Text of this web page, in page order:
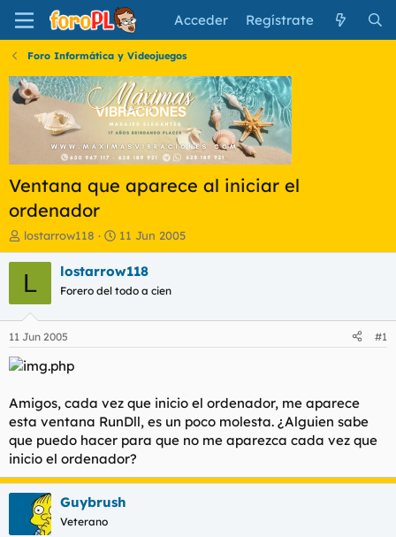
Acceder Regístrate
Foro Informática y Videojuegos
Ventana que aparece al iniciar el
ordenador
I
n
i
a
d
o
r
l
t
e
m
lostarrow118
F
e
c
a
i
i
o
11 Jun 2005
L lostarrow118
Forero del todo a cien
11 Jun 2005 #1
Amigos, cada vez que inicio el ordenador, me aparece
esta ventana RunDll, es un poco molesta. ¿Alguien sabe
que puedo hacer para que no me aparezca cada vez que
inicio el ordenador?
Guybrush
Veterano